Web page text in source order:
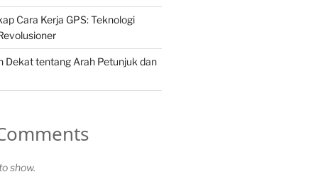
Cara Kerja GPS: Teknologi
Dekat tentang Arah Petunjuk dan
show.